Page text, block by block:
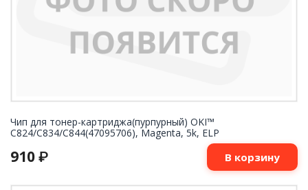
Чип для тонер-картриджа(пурпурный) OKI™
C824/C834/C844(47095706), Magenta, 5k, ELP
910 ₽ В корзину